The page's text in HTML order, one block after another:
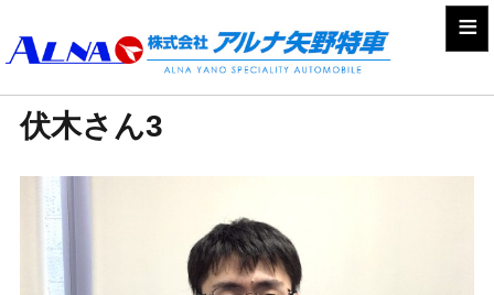
≡
伏木さん3